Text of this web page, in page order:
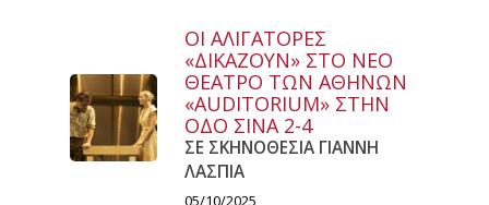
ΟΙ ΑΛΙΓΑΤΟΡΕΣ
«ΔΙΚΑΖΟΥΝ» ΣΤΟ ΝΕΟ
ΘΕΑΤΡΟ ΤΩΝ ΑΘΗΝΩΝ
«AUDITORIUM» ΣΤΗΝ
ΟΔΟ ΣΙΝΑ 2-4
ΣΕ ΣΚΗΝΟΘΕΣΙΑ ΓΙΑΝΝΗ
ΛΑΣΠΙΑ
05/10/2025